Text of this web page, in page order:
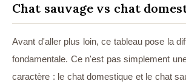
Chat sauvage vs chat
Avant d'aller plus loin, ce tableau pose la
fondamentale. Ce n'est pas simplement
caractère : le chat domestique et le chat